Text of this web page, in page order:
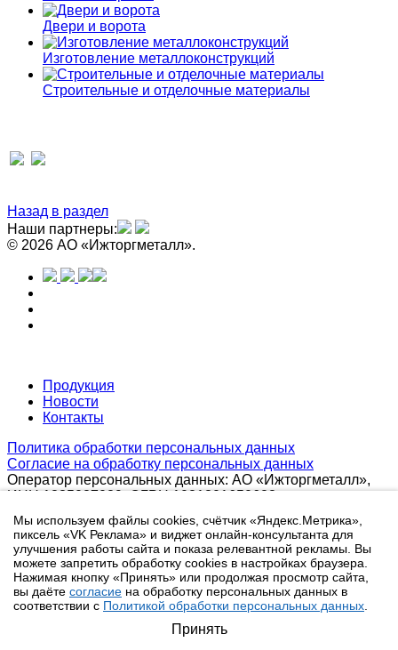
Двери и ворота
Изготовление металлоконструкций
Строительные и отделочные материалы
Назад в раздел
Наши партнеры:
© 2026 АО «Ижторгметалл».
Продукция
Новости
Контакты
Политика обработки персональных данных
Согласие на обработку персональных данных
Оператор персональных данных: АО «Ижторгметалл»,
ИНН 1835027029, ОГРН 1021801650628
закона от 27.07.2006 № 152-ФЗ «О персональных
данных» (далее по тексту Закон о персональных данных)
персональные данные сотрудников размещены на сайте
с учетом полученных согласий сотрудников. Кроме того
на сайте размещены отзывы клиентов, персональные
данные в которых размещены с учетом полученных
согласий клиентов и в рамках требований Закона о
Мы используем файлы cookies, счётчик «Яндекс.Метрика»,
пиксель «VK Реклама» и виджет онлайн-консультанта для
улучшения работы сайта и показа релевантной рекламы. Вы
можете запретить обработку cookies в настройках браузера.
Нажимая кнопку «Принять» или продолжая просмотр сайта,
вы даёте согласие на обработку персональных данных в
соответствии с Политикой обработки персональных данных
Принять